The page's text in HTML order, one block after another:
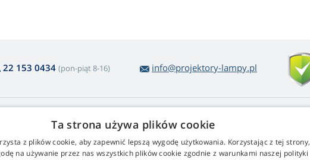
22 153 0434 (pon-piąt 8-16) info@projektory-lampy.pl
i reklamacje
zwrot towaru
Kontakt
Przetwarzanie danych osobowych
Ta strona używa plików cookie
z plików cookie, aby zapewnić lepszą wygodę użytkowania. Korzystając z tej strony,
na używanie przez nas wszystkich plików cookie zgodnie z warunkami naszej polityki